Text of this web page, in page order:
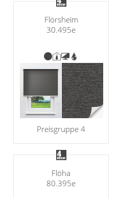
Flörsheim
30.495e
Preisgruppe 4
Flöha
80.395e